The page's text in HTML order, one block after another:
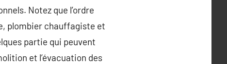
Notez que l’ordre
plombier chauffagiste et
partie qui peuvent
et l’évacuation des